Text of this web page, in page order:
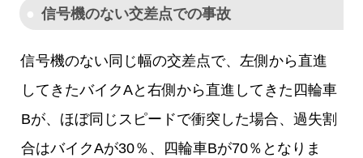
信号機のない交差点での事故
信号機のない同じ幅の交差点で、左側から直進
してきたバイクAと右側から直進してきた四輪車
Bが、ほぼ同じスピードで衝突した場合、過失割
合はバイクAが30％、四輪車Bが70％となりま